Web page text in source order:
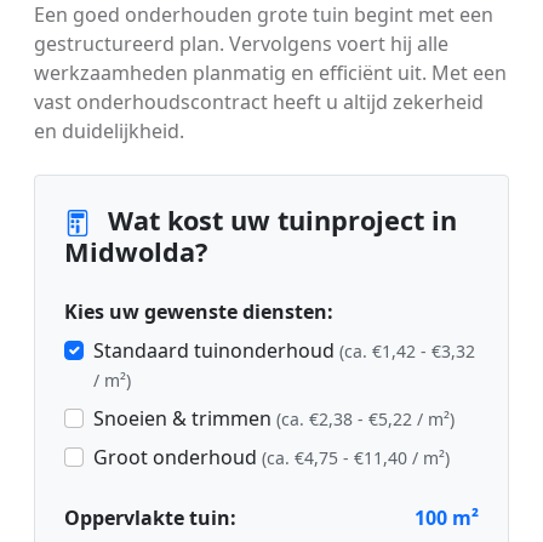
Een goed onderhouden grote tuin begint met een
gestructureerd plan. Vervolgens voert hij alle
werkzaamheden planmatig en efficiënt uit. Met een
vast onderhoudscontract heeft u altijd zekerheid
en duidelijkheid.
Wat kost uw tuinproject in
Midwolda?
Kies uw gewenste diensten:
Standaard tuinonderhoud (ca. €1,42 - €3,32
/ m²)
Snoeien & trimmen (ca. €2,38 - €5,22 / m²)
Groot onderhoud (ca. €4,75 - €11,40 / m²)
Oppervlakte tuin: 100 m²